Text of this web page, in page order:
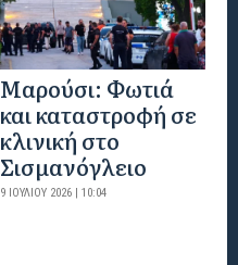
Μαρούσι: Φωτιά
και καταστροφή σε
κλινική στο
Σισμανόγλειο
9 ΙΟΥΛΊΟΥ 2026 | 10:04